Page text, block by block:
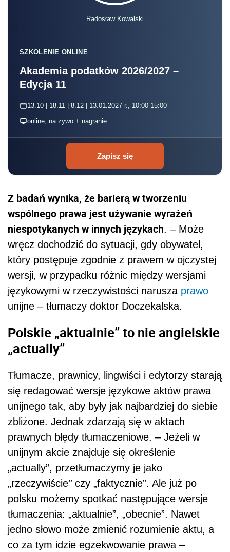
Radosław Kowalski
SZKOLENIE ONLINE
Akademia podatków 2026/2027 –
Edycja 11
13.10 | 18.11 | 8.12 | 13.01.2027 r., 10:00-15:00
online, na żywo + nagranie
Zapisz się
Z badań wynika, że barierą w tworzeniu
wspólnego prawa jest używanie wyrażeń
niespotykanych w innych językach. – Może
wręcz dochodzić do sytuacji, gdy obywatel,
który postępuje zgodnie z prawem w ojczystej
wersji, w przypadku różnic między wersjami
językowymi w rzeczywistości narusza prawo
unijne – tłumaczy doktor Doczekalska.
Polskie „aktualnie” to nie angielskie
„actually”
Tłumacze, prawnicy, lingwiści i edytorzy starają
się redagować wersje językowe aktów prawa
unijnego tak, aby były jak najbardziej do siebie
zbliżone. Jednak zdarzają się w aktach
prawnych błędy tłumaczeniowe. – Jeżeli w
unijnym akcie znajduje się określenie
„actually”, przetłumaczymy je jako
„rzeczywiście” czy „faktycznie”. Ale już po
polsku możemy spotkać następujące wersje
tłumaczenia: „aktualnie”, „obecnie”. Nawet
jedno słowo może zmienić rozumienie aktu, a
co za tym idzie egzekwowanie prawa –